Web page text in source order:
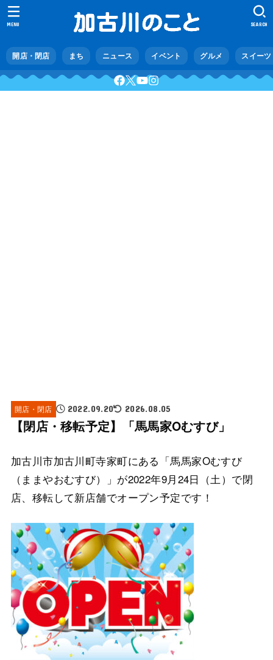
開店・閉店 まち ニュース イベント グルメ スイーツ
SEARCH
MENU
開店・閉店 2022.09.20 2026.08.05
【閉店・移転予定】「馬馬家Oむすび」
加古川市加古川町寺家町にある「馬馬家Oむすび
（ままやおむすび）」が2022年9月24日（土）で閉
店、移転して新店舗でオープン予定です！